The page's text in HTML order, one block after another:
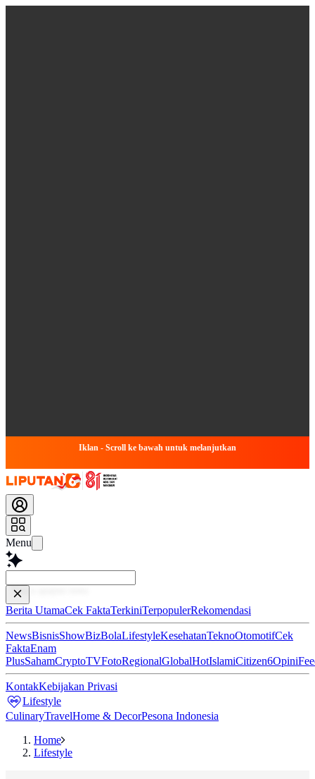
Iklan - Scroll ke bawah untuk melanjutkan
Menu
Baca lebi
Berita UtamaCek FaktaTerkiniTerpopulerRekomendasi
NewsBisnisShowBizBolaLifestyleKesehatanTeknoOtomotifCek
FaktaEnam
PlusSahamCryptoTVFotoRegionalGlobalHotIslamiCitizen6Opini
KontakKebijakan Privasi
Lifestyle
CulinaryTravelHome & DecorPesona Indonesia
Home
Lifestyle